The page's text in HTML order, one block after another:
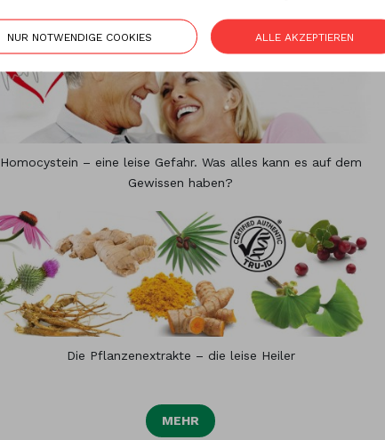
Homocystein – eine leise Gefahr. Was alles kann es auf dem
Gewissen haben?
Die Pflanzenextrakte – die leise Heiler
MEHR
NUR NOTWENDIGE COOKIES ALLE AKZEPTIEREN